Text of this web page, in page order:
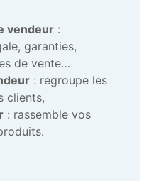
vendeur :
garanties,
de vente…
: regroupe les
clients,
: rassemble vos